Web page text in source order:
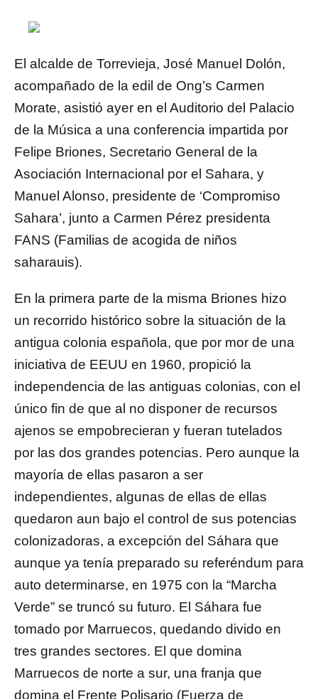
El alcalde de Torrevieja, José Manuel Dolón,
acompañado de la edil de Ong’s Carmen
Morate, asistió ayer en el Auditorio del Palacio
de la Música a una conferencia impartida por
Felipe Briones, Secretario General de la
Asociación Internacional por el Sahara, y
Manuel Alonso, presidente de ‘Compromiso
Sahara’, junto a Carmen Pérez presidenta
FANS (Familias de acogida de niños
saharauis).
En la primera parte de la misma Briones hizo
un recorrido histórico sobre la situación de la
antigua colonia española, que por mor de una
iniciativa de EEUU en 1960, propició la
independencia de las antiguas colonias, con el
único fin de que al no disponer de recursos
ajenos se empobrecieran y fueran tutelados
por las dos grandes potencias. Pero aunque la
mayoría de ellas pasaron a ser
independientes, algunas de ellas de ellas
quedaron aun bajo el control de sus potencias
colonizadoras, a excepción del Sáhara que
aunque ya tenía preparado su referéndum para
auto determinarse, en 1975 con la “Marcha
Verde” se truncó su futuro. El Sáhara fue
tomado por Marruecos, quedando divido en
tres grandes sectores. El que domina
Marruecos de norte a sur, una franja que
domina el Frente Polisario (Fuerza de